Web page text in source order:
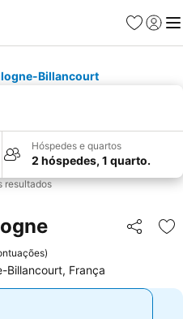
Favoritos
Iniciar
Billancourt
Hóspedes e quartos
2 hóspedes, 1 quarto.
resultados
Partilhar
)
Billancourt, França